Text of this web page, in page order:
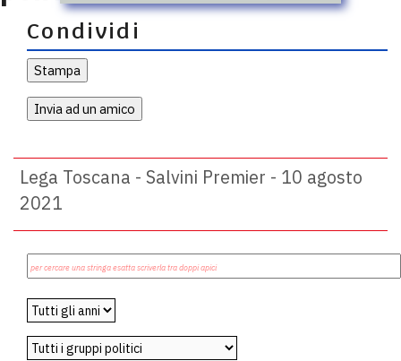
Condividi
Lega Toscana - Salvini Premier - 10 agosto
2021